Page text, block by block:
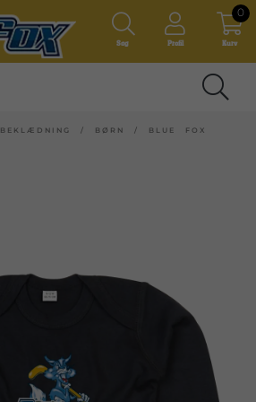
Søg Profil Kurv
0
BEKLÆDNING / BØRN / BLUE FOX